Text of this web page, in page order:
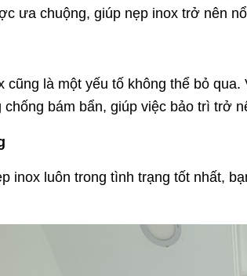
ưa chuộng, giúp nẹp inox trở nên
cũng là một yếu tố không thể bỏ
chống bám bẩn, giúp việc bảo trì trở
inox luôn trong tình trạng tốt nhất,